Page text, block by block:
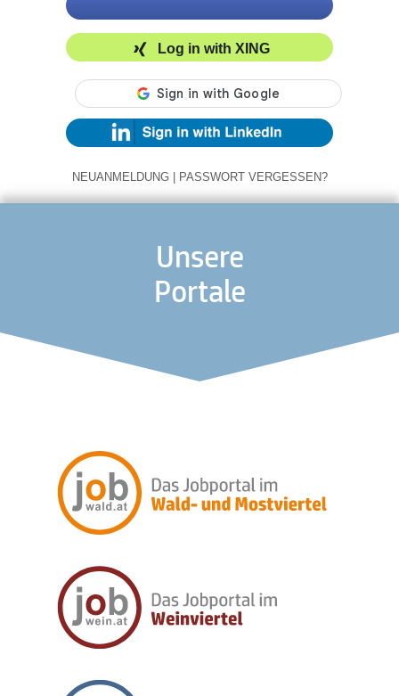
Log in with XING
NEUANMELDUNG | PASSWORT VERGESSEN?
Unsere
Portale